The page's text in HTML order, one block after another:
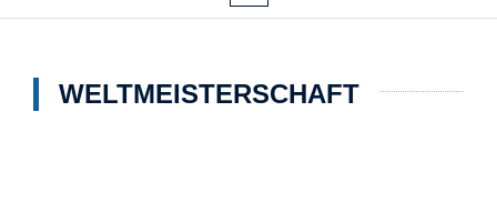
WELTMEISTERSCHAFT